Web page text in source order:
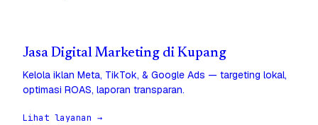
Jasa Digital Marketing di Kupang
Kelola iklan Meta, TikTok, & Google Ads — targeting lokal,
optimasi ROAS, laporan transparan.
Lihat layanan →